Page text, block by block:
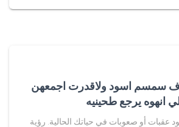
سمسم اسود ولاقدرت اجمعهن
انهوه يرجع طحينيه
عقبات أو صعوبات في حياتك الحالية. رؤية